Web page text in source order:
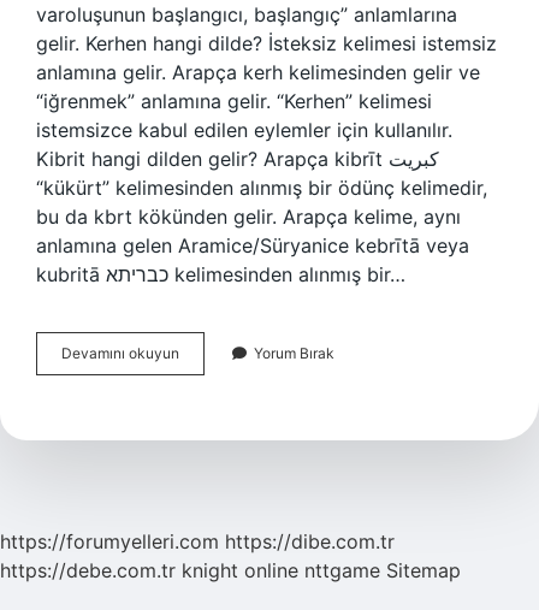
varoluşunun başlangıcı, başlangıç” anlamlarına
gelir. Kerhen hangi dilde? İsteksiz kelimesi istemsiz
anlamına gelir. Arapça kerh kelimesinden gelir ve
“iğrenmek” anlamına gelir. “Kerhen” kelimesi
istemsizce kabul edilen eylemler için kullanılır.
Kibrit hangi dilden gelir? Arapça kibrīt كبريت
“kükürt” kelimesinden alınmış bir ödünç kelimedir,
bu da kbrt kökünden gelir. Arapça kelime, aynı
anlamına gelen Aramice/Süryanice kebrītā veya
kubritā כבריתא kelimesinden alınmış bir…
Devamını okuyun
Hangi
Yorum Bırak
https://forumyelleri.com https://dibe.com.tr
https://debe.com.tr knight online nttgame Sitemap